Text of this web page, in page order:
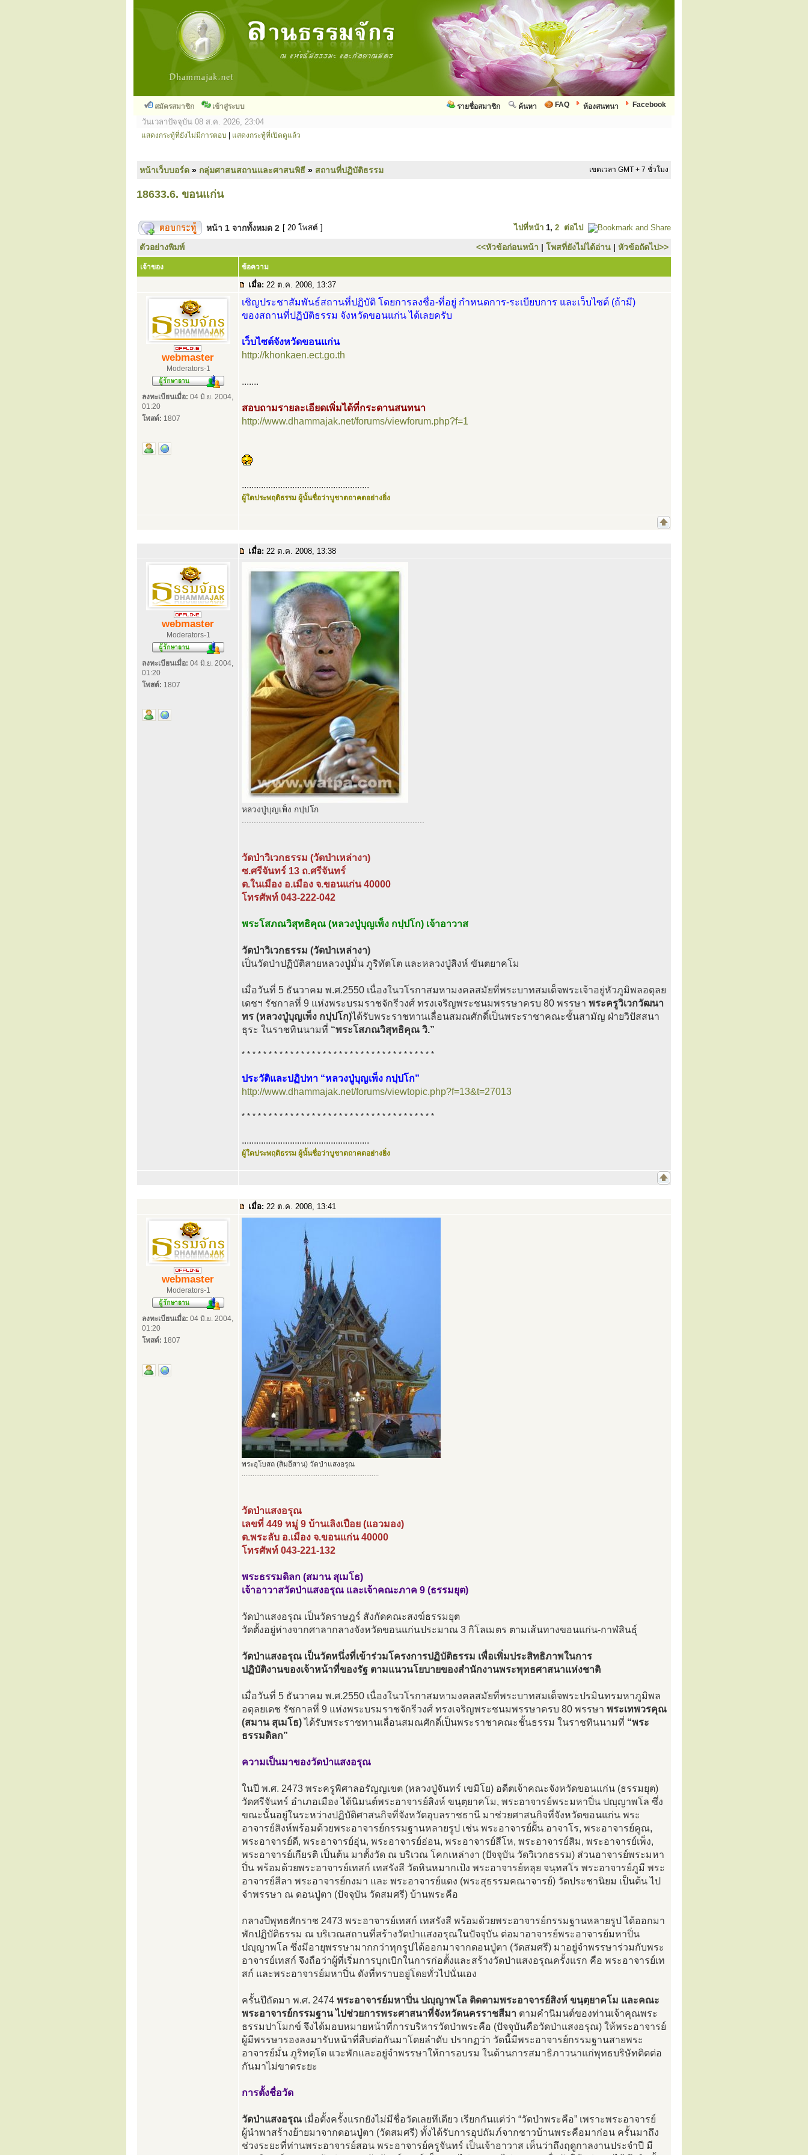
สมัครสมาชิก เข้าสู่ระบบ Facebook
ห้องสนทนา
FAQ
ค้นหา
รายชื่อสมาชิก
วันเวลาปัจจุบัน 08 ส.ค. 2026, 23:04
แสดงกระทู้ที่ยังไม่มีการตอบ แสดงกระทู้ที่เปิดดูแล้ว
หน้าเว็บบอร์ด » กลุ่มศาสนสถานและศาสนพิธี » สถานที่ปฏิบัติธรรม เขตเวลา GMT + 7 ชั่วโมง
18633.6. ขอนแก่น
หน้า 1 จากทั้งหมด 2 [ 20 โพสต์ ] ไปที่หน้า 1, 2 ต่อไป
ตัวอย่างพิมพ์ <<หัวข้อก่อนหน้า | โพสที่ยังไม่ได้อ่าน | หัวข้อถัดไป>>
เจ้าของ ข้อความ
เมื่อ: 22 ต.ค. 2008, 13:37
webmaster
Moderators-1
ลงทะเบียนเมื่อ: 04 มิ.ย. 2004,
01:20
โพสต์: 1807
เชิญประชาสัมพันธ์สถานที่ปฏิบัติ โดยการลงชื่อ-ที่อยู่ กำหนดการ-ระเบียบการ และเว็บไซต์ (ถ้ามี)
ของสถานที่ปฏิบัติธรรม จังหวัดขอนแก่น ได้เลยครับ
เว็บไซต์จังหวัดขอนแก่น
http://khonkaen.ect.go.th
.......
สอบถามรายละเอียดเพิ่มได้ที่กระดานสนทนา
http://www.dhammajak.net/forums/viewforum.php?f=1
.....................................................
ผู้ใดประพฤติธรรม ผู้นั้นชื่อว่าบูชาตถาคตอย่างยิ่ง
เมื่อ: 22 ต.ค. 2008, 13:38
webmaster
Moderators-1
ลงทะเบียนเมื่อ: 04 มิ.ย. 2004,
01:20
โพสต์: 1807
หลวงปู่บุญเพ็ง กปฺปโก
............................................................................
วัดป่าวิเวกธรรม (วัดป่าเหล่างา)
ซ.ศรีจันทร์ 13 ถ.ศรีจันทร์
ต.ในเมือง อ.เมือง จ.ขอนแก่น 40000
โทรศัพท์ 043-222-042
พระโสภณวิสุทธิคุณ (หลวงปู่บุญเพ็ง กปฺปโก) เจ้าอาวาส
วัดป่าวิเวกธรรม (วัดป่าเหล่างา)
เป็นวัดป่าปฏิบัติสายหลวงปู่มั่น ภูริทัตโต และหลวงปู่สิงห์ ขันตยาคโม
เมื่อวันที่ 5 ธันวาคม พ.ศ.2550 เนื่องในวโรกาสมหามงคลสมัยที่พระบาทสมเด็จพระเจ้าอยู่หัวภูมิพลอดุลย
เดชฯ รัชกาลที่ 9 แห่งพระบรมราชจักรีวงศ์ ทรงเจริญพระชนมพรรษาครบ 80 พรรษา พระครูวิเวกวัฒนา
ทร (หลวงปู่บุญเพ็ง กปฺปโก)ได้รับพระราชทานเลื่อนสมณศักดิ์เป็นพระราชาคณะชั้นสามัญ ฝ่ายวิปัสสนา
ธุระ ในราชทินนามที่ “พระโสภณวิสุทธิคุณ วิ.”
* * * * * * * * * * * * * * * * * * * * * * * * * * * * * * * * * * * *
ประวัติและปฏิปทา “หลวงปู่บุญเพ็ง กปฺปโก”
http://www.dhammajak.net/forums/viewtopic.php?f=13&t=27013
* * * * * * * * * * * * * * * * * * * * * * * * * * * * * * * * * * * *
.....................................................
ผู้ใดประพฤติธรรม ผู้นั้นชื่อว่าบูชาตถาคตอย่างยิ่ง
เมื่อ: 22 ต.ค. 2008, 13:41
webmaster
Moderators-1
ลงทะเบียนเมื่อ: 04 มิ.ย. 2004,
01:20
โพสต์: 1807
พระอุโบสถ (สิมอีสาน) วัดป่าแสงอรุณ
............................................................................
วัดป่าแสงอรุณ
เลขที่ 449 หมู่ 9 บ้านเลิงเปือย (แอวมอง)
ต.พระลับ อ.เมือง จ.ขอนแก่น 40000
โทรศัพท์ 043-221-132
พระธรรมดิลก (สมาน สุเมโธ)
เจ้าอาวาสวัดป่าแสงอรุณ และเจ้าคณะภาค 9 (ธรรมยุต)
วัดป่าแสงอรุณ เป็นวัดราษฎร์ สังกัดคณะสงฆ์ธรรมยุต
วัดตั้งอยู่ห่างจากศาลากลางจังหวัดขอนแก่นประมาณ 3 กิโลเมตร ตามเส้นทางขอนแก่น-กาฬสินธุ์
วัดป่าแสงอรุณ เป็นวัดหนึ่งที่เข้าร่วมโครงการปฏิบัติธรรม เพื่อเพิ่มประสิทธิภาพในการ
ปฏิบัติงานของเจ้าหน้าที่ของรัฐ ตามแนวนโยบายของสำนักงานพระพุทธศาสนาแห่งชาติ
เมื่อวันที่ 5 ธันวาคม พ.ศ.2550 เนื่องในวโรกาสมหามงคลสมัยที่พระบาทสมเด็จพระปรมินทรมหาภูมิพล
อดุลยเดช รัชกาลที่ 9 แห่งพระบรมราชจักรีวงศ์ ทรงเจริญพระชนมพรรษาครบ 80 พรรษา พระเทพวรคุณ
(สมาน สุเมโธ)ได้รับพระราชทานเลื่อนสมณศักดิ์เป็นพระราชาคณะชั้นธรรม ในราชทินนามที่ “พระ
ธรรมดิลก”
ความเป็นมาของวัดป่าแสงอรุณ
ในปี พ.ศ. 2473 พระครูพิศาลอรัญญเขต (หลวงปู่จันทร์ เขมิโย) อดีตเจ้าคณะจังหวัดขอนแก่น (ธรรมยุต)
วัดศรีจันทร์ อำเภอเมือง ได้นิมนต์พระอาจารย์สิงห์ ขนฺตฺยาคโม, พระอาจารย์พระมหาปิ่น ปญฺญาพโล ซึ่ง
ขณะนั้นอยู่ในระหว่างปฏิบัติศาสนกิจที่จังหวัดอุบลราชธานี มาช่วยศาสนกิจที่จังหวัดขอนแก่น พระ
อาจารย์สิงห์พร้อมด้วยพระอาจารย์กรรมฐานหลายรูป เช่น พระอาจารย์ฝั้น อาจาโร, พระอาจารย์คูณ,
พระอาจารย์ดี, พระอาจารย์อุ่น, พระอาจารย์อ่อน, พระอาจารย์สีโห, พระอาจารย์สิม, พระอาจารย์เพ็ง,
พระอาจารย์เกียรติ เป็นต้น มาตั้งวัด ณ บริเวณ โคกเหล่างา (ปัจจุบัน วัดวิเวกธรรม) ส่วนอาจารย์พระมหา
ปิ่น พร้อมด้วยพระอาจารย์เทสก์ เทสรังสี วัดหินหมากเป้ง พระอาจารย์หลุย จนฺทสโร พระอาจารย์ภูมี พระ
อาจารย์สีลา พระอาจารย์กงมา และ พระอาจารย์แดง (พระสุธรรมคณาจารย์) วัดประชานิยม เป็นต้น ไป
จำพรรษา ณ ดอนปู่ตา (ปัจจุบัน วัดสมศรี) บ้านพระคือ
กลางปีพุทธศักราช 2473 พระอาจารย์เทสก์ เทสรังสี พร้อมด้วยพระอาจารย์กรรมฐานหลายรูป ได้ออกมา
พักปฏิบัติธรรม ณ บริเวณสถานที่สร้างวัดป่าแสงอรุณในปัจจุบัน ต่อมาอาจารย์พระอาจารย์มหาปิ่น
ปญฺญาพโล ซึ่งมีอายุพรรษามากกว่าทุกรูปได้ออกมาจากดอนปู่ตา (วัดสมศรี) มาอยู่จำพรรษาร่วมกับพระ
อาจารย์เทสก์ จึงถือว่าผู้ที่เริ่มการบุกเบิกในการก่อตั้งและสร้างวัดป่าแสงอรุณครั้งแรก คือ พระอาจารย์เท
สก์ และพระอาจารย์มหาปิ่น ดังที่ทราบอยู่โดยทั่วไปนั่นเอง
ครั้นปีถัดมา พ.ศ. 2474 พระอาจารย์มหาปิ่น ปญฺญาพโล ติดตามพระอาจารย์สิงห์ ขนฺตฺยาคโม และคณะ
พระอาจารย์กรรมฐาน ไปช่วยการพระศาสนาที่จังหวัดนครราชสีมา ตามคำนิมนต์ของท่านเจ้าคุณพระ
ธรรมปาโมกข์ จึงได้มอบหมายหน้าที่การบริหารวัดป่าพระคือ (ปัจจุบันคือวัดป่าแสงอรุณ) ให้พระอาจารย์
ผู้มีพรรษารองลงมารับหน้าที่สืบต่อกันมาโดยลำดับ ปรากฏว่า วัดนี้มีพระอาจารย์กรรมฐานสายพระ
อาจารย์มั่น ภูริทตฺโต แวะพักและอยู่จำพรรษาให้การอบรม ในด้านการสมาธิภาวนาแก่พุทธบริษัทติดต่อ
กันมาไม่ขาดระยะ
การตั้งชื่อวัด
วัดป่าแสงอรุณ เมื่อตั้งครั้งแรกยังไม่มีชื่อวัดเลยทีเดียว เรียกกันแต่ว่า “วัดป่าพระคือ” เพราะพระอาจารย์
ผู้นำพาสร้างย้ายมาจากดอนปู่ตา (วัดสมศรี) ทั้งได้รับการอุปถัมภ์จากชาวบ้านพระคือมาก่อน ครั้นมาถึง
ช่วงระยะที่ท่านพระอาจารย์สอน พระอาจารย์ครูจันทร์ เป็นเจ้าอาวาส เห็นว่าถึงฤดูกาลงานประจำปี มี